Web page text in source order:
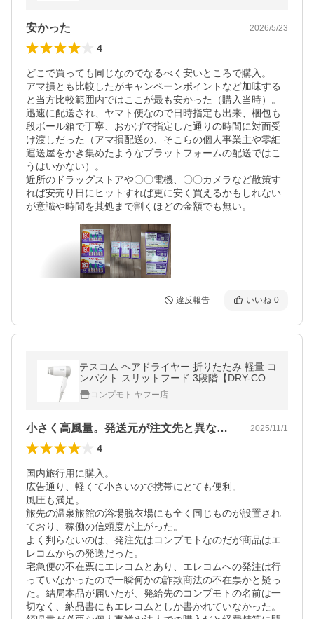
安かった 2026/5/23
4
どこで買っても同じなのでなるべく安いところで購入。
アマ損とも比較したがキャンペーンポイントなど加味する
と当方比較範囲内ではここが最も安かった（購入当時）。
迅速に配送され、ヤマト便なので日時指定も出来、梱包も
段ボール箱で丁寧、おかげで指定した通りの時間に対面受
け渡しだった（アマ損配送の、そこらの個人事業主や零細
運送屋をかき集めたようなプラットフォームの配送ではこ
うはいかない）。
近所のドラッグストアや〇〇電機、〇〇カメラなど散策す
れば安売り日にヒットすれば更に安く買えるかもしれない
が意識や時間を其処まで割くほどの金額でも無い。
違反報告 いいね 0
テスコム ヘアドライヤー 折りたたみ 軽量 コ
ンパクト スリットフード 3段階【DRY-CO
メーカー在庫品
コンプモト ヤフー店
小さく高風量。発送元が注文先と異なり注意 2025/11/1
4
国内旅行用に購入。
広告通り、軽くて小さいので携帯にとても便利。
風圧も満足。
旅先の温泉旅館の浴場脱衣場にも全く同じものが設置され
ており、稼働の信頼度が上がった。
よく判らないのは、発注先はコンプモトなのだが商品はエ
レコムからの発送だった。
宅急便の不在票にエレコムとあり、エレコムへの発注は行
っていなかったので一瞬何かの詐欺商法の不在票かと疑っ
た。結局本品が届いたが、発給先のコンプモトの名前は一
切なく、納品書にもエレコムとしか書かれていなかった。